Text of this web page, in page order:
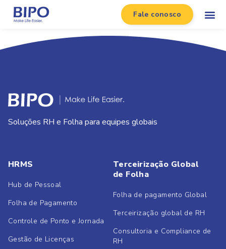
Fale conosco
Soluções RH e Folha para equipes globais
HRMS
Hub de Pessoal
Folha de Pagamento
Controle de Ponto e Jornada
Gestão de Licenças
Terceirização Global
de Folha
Folha de pagamento Global
Terceirização global de RH
Consultoria e Compliance de
RH